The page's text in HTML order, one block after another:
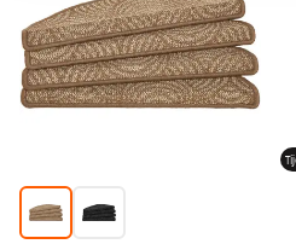
accepteren door op
klikken.
Goed om te weten is dat je
kan aanpassen, bekijk